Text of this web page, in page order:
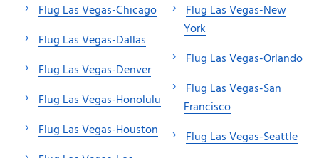
Flug Las Vegas-Chicago
Flug Las Vegas-Dallas
Flug Las Vegas-Denver
Flug Las Vegas-Honolulu
Flug Las Vegas-Houston
Flug Las Vegas-New
York
Flug Las Vegas-Orlando
Flug Las Vegas-San
Francisco
Flug Las Vegas-Seattle